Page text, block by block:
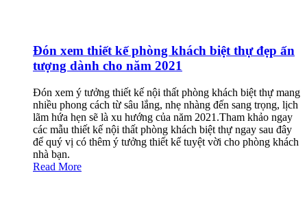
Đón xem thiết kế phòng khách biệt thự đẹp ấn
tượng dành cho năm 2021
Đón xem ý tưởng thiết kế nội thất phòng khách biệt thự mang
nhiều phong cách từ sâu lắng, nhẹ nhàng đến sang trọng, lịch
lãm hứa hẹn sẽ là xu hướng của năm 2021.Tham khảo ngay
các mẫu thiết kế nội thất phòng khách biệt thự ngay sau đây
để quý vị có thêm ý tưởng thiết kế tuyệt vời cho phòng khách
nhà bạn.
Read More